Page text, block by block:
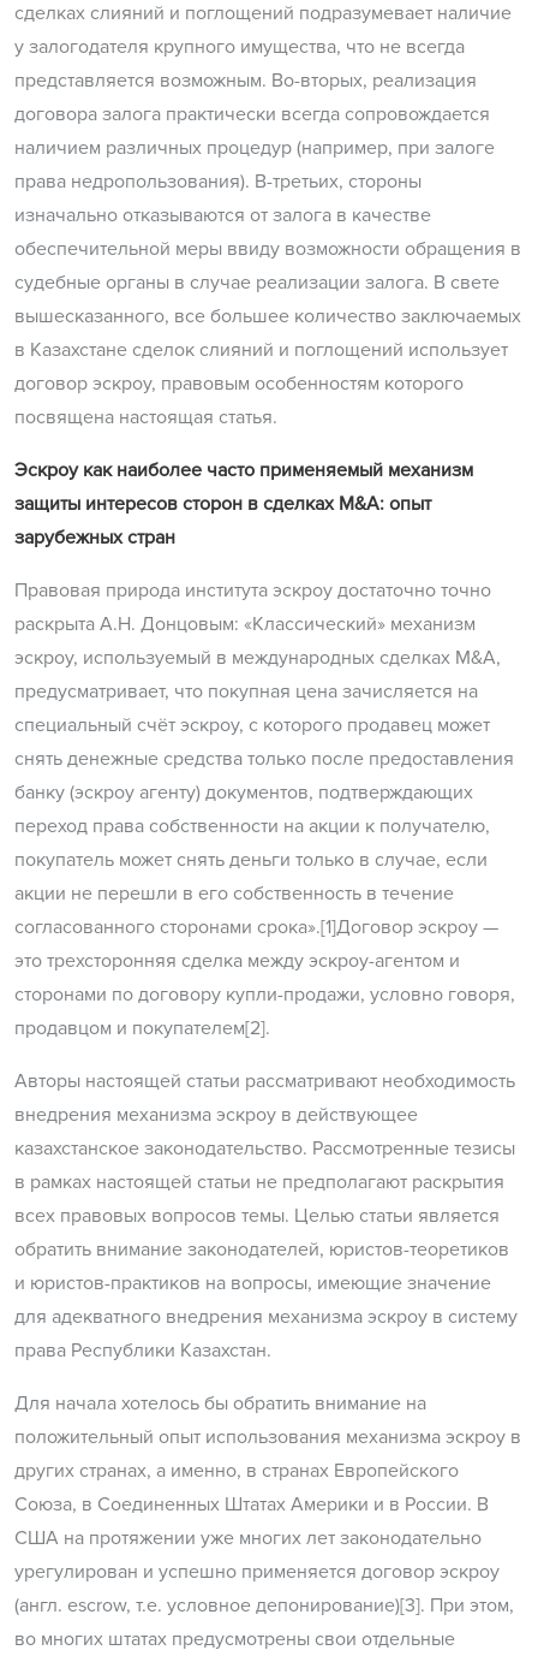
сделках слияний и поглощений подразумевает наличие
у залогодателя крупного имущества, что не всегда
представляется возможным. Во-вторых, реализация
договора залога практически всегда сопровождается
наличием различных процедур (например, при залоге
права недропользования). В-третьих, стороны
изначально отказываются от залога в качестве
обеспечительной меры ввиду возможности обращения в
судебные органы в случае реализации залога. В свете
вышесказанного, все большее количество заключаемых
в Казахстане сделок слияний и поглощений использует
договор эскроу, правовым особенностям которого
посвящена настоящая статья.
Эскроу как наиболее часто применяемый механизм
защиты интересов сторон в сделках M&A: опыт
зарубежных стран
Правовая природа института эскроу достаточно точно
раскрыта А.Н. Донцовым: «Классический» механизм
эскроу, используемый в международных сделках M&A,
предусматривает, что покупная цена зачисляется на
специальный счёт эскроу, с которого продавец может
снять денежные средства только после предоставления
банку (эскроу агенту) документов, подтверждающих
переход права собственности на акции к получателю,
покупатель может снять деньги только в случае, если
акции не перешли в его собственность в течение
согласованного сторонами срока».[1]Договор эскроу —
это трехсторонняя сделка между эскроу-агентом и
сторонами по договору купли-продажи, условно говоря,
продавцом и покупателем[2].
Авторы настоящей статьи рассматривают необходимость
внедрения механизма эскроу в действующее
казахстанское законодательство. Рассмотренные тезисы
в рамках настоящей статьи не предполагают раскрытия
всех правовых вопросов темы. Целью статьи является
обратить внимание законодателей, юристов-теоретиков
и юристов-практиков на вопросы, имеющие значение
для адекватного внедрения механизма эскроу в систему
права Республики Казахстан.
Для начала хотелось бы обратить внимание на
положительный опыт использования механизма эскроу в
других странах, а именно, в странах Европейского
Союза, в Соединенных Штатах Америки и в России. В
США на протяжении уже многих лет законодательно
урегулирован и успешно применяется договор эскроу
(англ. escrow, т.е. условное депонирование)[3]. При этом,
во многих штатах предусмотрены свои отдельные